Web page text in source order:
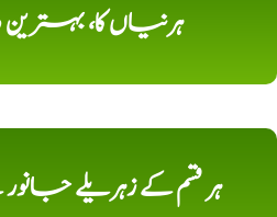
ہرنیاں کا،
ہر قسم کے زہریلے جانور